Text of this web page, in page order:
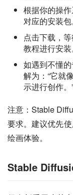
根据你的操
对应的安装包
点击下载，
教程进行安装
如遇到不懂
解为：“它就
示进行创作。
注意：Stable
要求。建议优先
绘画体验。
Stable